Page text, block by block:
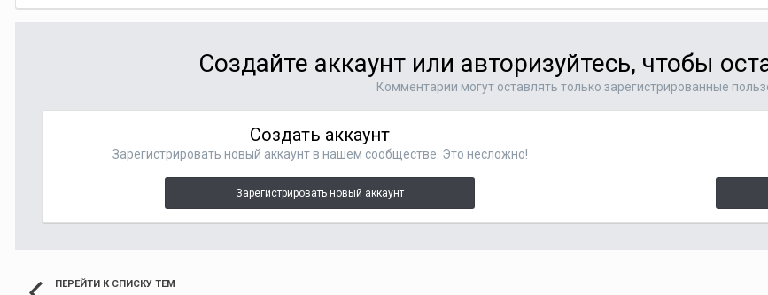
Создайте аккаунт или авторизуйтесь, чтобы
Комментарии могут оставлять только зарегистрированные
Создать аккаунт
Зарегистрировать новый аккаунт в нашем сообществе. Это несложно!
Зарегистрировать новый аккаунт
ПЕРЕЙТИ К СПИСКУ ТЕМ